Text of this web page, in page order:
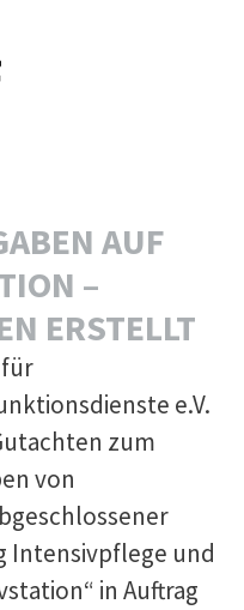
AUF
–
ERSTELLT
für
e.V.
zum
von
Intensivpflege und
in Auftrag